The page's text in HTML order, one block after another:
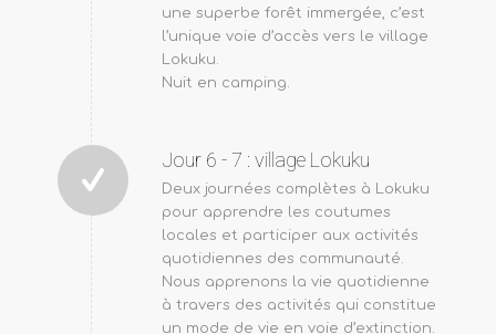
une superbe forêt immergée, c’est
l’unique voie d’accès vers le village
Lokuku.
Nuit en camping.
Jour 6 - 7 : village Lokuku
Deux journées complètes à Lokuku
pour apprendre les coutumes
locales et participer aux activités
quotidiennes des communauté.
Nous apprenons la vie quotidienne
à travers des activités qui constitue
un mode de vie en voie d’extinction.